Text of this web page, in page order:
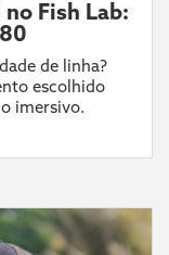
Fish Lab:
de linha?
escolhido
imersivo.